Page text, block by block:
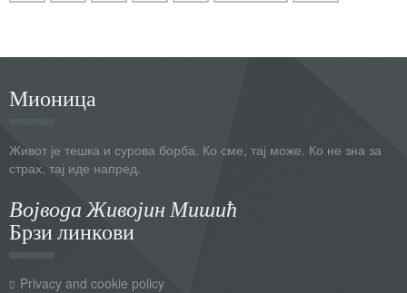
Мионица
Живот је тешка и сурова борба. Ко сме, тај може. Ко не зна за
страх, тај иде напред.
Војвода Живојин Мишић
Брзи линкови
Privacy and cookie policy